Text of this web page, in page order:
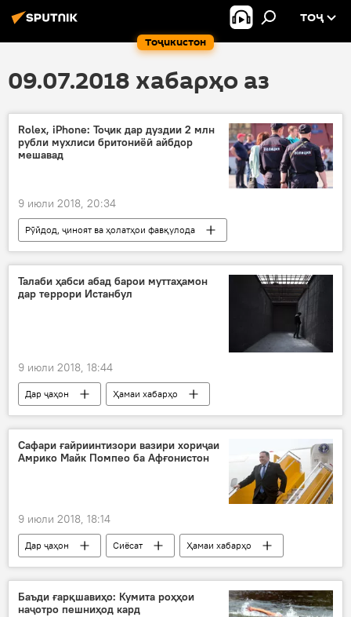
Тоҷикистон
ТОҶ
09.07.2018 хабарҳо аз
Rolex, iPhone: Тоҷик дар дуздии 2 млн
рубли мухлиси бритониёӣ айбдор
мешавад
9 июли 2018, 20:34
Рӯйдод, ҷиноят ва ҳолатҳои фавқулода
Ҳамаи хабарҳо
дуздӣ
муҳоҷир
қонунвайронкунӣ
Маскав
Талаби ҳабси абад барои муттаҳамон
дар террори Истанбул
9 июли 2018, 18:44
Дар ҷаҳон
Ҳамаи хабарҳо
Амният ва мудофиа
Туркия
Туркия
ҳабс
Сафари ғайриинтизори вазири хориҷаи
Амрико Майк Помпео ба Афғонистон
9 июли 2018, 18:14
Дар ҷаҳон Сиёсат
Ҳамаи хабарҳо
ИМА
вазири хориҷа
Ашраф
Помпео
Баъди ғарқшавиҳо: Кумита роҳҳои
наҷотро пешниҳод кард